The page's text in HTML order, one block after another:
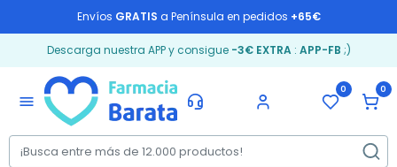
Envíos GRATIS a Península en pedidos +65€
Descarga nuestra APP y consigue -3€ EXTRA: APP-FB ;)
menu
0 0